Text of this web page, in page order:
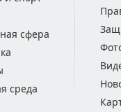
сфера
среда